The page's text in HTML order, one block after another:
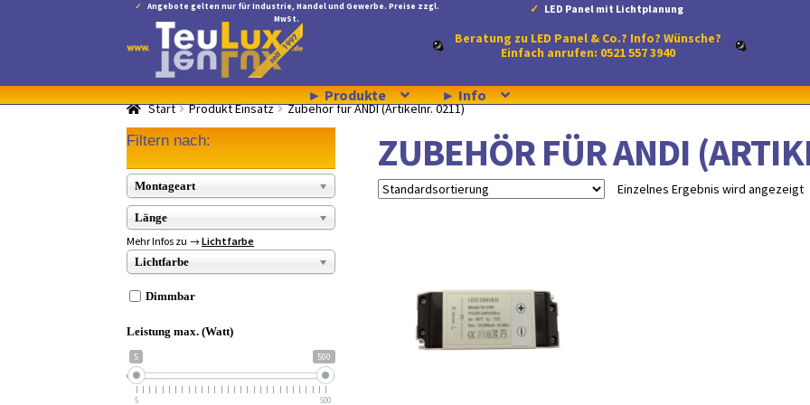
Angebote gelten nur für Industrie, Handel und Gewerbe. Preise zzgl.
MwSt.
LED Panel mit Lichtplanung
Navigation
springen
Inhalt
springen
Beratung zu LED Panel & Co.? Info? Wünsche?
Einfach anrufen: 0521 557 3940
► Produkte ► Info
Start Produkt Einsatz Zubehör für ANDI (Artikelnr. 0211)
ZUBEHÖR FÜR ANDI
Einzelnes Ergebnis wird angezeigt
Filtern nach:
Montageart
Länge
Mehr Infos zu →Lichtfarbe
Lichtfarbe
Dimmbar
Leistung max. (Watt)
5 500
5 500